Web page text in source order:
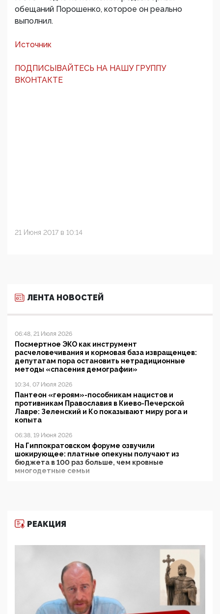
обещаний Порошенко, которое он реально
выполнил.
Источник
ПОДПИСЫВАЙТЕСЬ НА НАШУ ГРУППУ
ВКОНТАКТЕ
21 Июня 2017 в 10:14
ЛЕНТА НОВОСТЕЙ
06:48, 21 Июля 2026
Посмертное ЭКО как инструмент
расчеловечивания и кормовая база извращенцев:
депутатам пора остановить нетрадиционные
методы «спасения демографии»
10:34, 07 Июля 2026
Пантеон «героям»-пособникам нацистов и
противникам Православия в Киево-Печерской
Лавре: Зеленский и Ко показывают миру рога и
копыта
06:38, 19 Июня 2026
На Гиппократовском форуме озвучили
шокирующее: платные опекуны получают из
бюджета в 100 раз больше, чем кровные
многодетные семьи
11:53, 09 Июня 2026
деятельность ИИТО ЮНЕСКО в России, но
цифроглобалисты продолжают определять
повестку в образовании
09:43, 01 Июня 2026
5G за счет здоровья граждан: Минцифры намерено
отобрать у регионов и муниципалитетов право
защищать жилые дома и социальные объекты от
РЕАКЦИЯ